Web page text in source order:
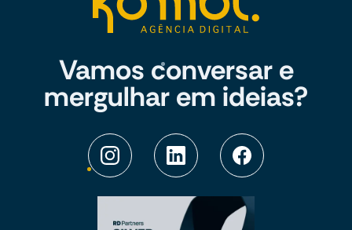
Vamos conversar e
mergulhar em ideias?